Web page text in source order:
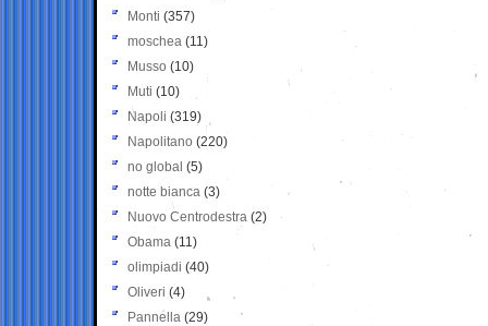
Monti (357)
moschea (11)
Musso (10)
Muti (10)
Napoli (319)
Napolitano (220)
no global (5)
notte bianca (3)
Nuovo Centrodestra (2)
Obama (11)
olimpiadi (40)
Oliveri (4)
Pannella (29)